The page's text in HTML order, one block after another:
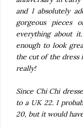
and I absolutely
gorgeous pieces
everything about
enough to look
the cut of the dress
really!
Since Chi Chi
to a UK 22. I
20, but it would